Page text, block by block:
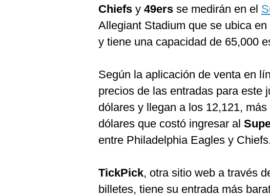
Chiefs y 49ers se medirán en el
Allegiant Stadium que se ubica
y tiene una capacidad de 65,000
Según la aplicación de venta en
precios de las entradas para este
dólares y llegan a los 12,121,
dólares que costó ingresar al
entre Philadelphia Eagles y
TickPick, otra sitio web a través
billetes, tiene su entrada más